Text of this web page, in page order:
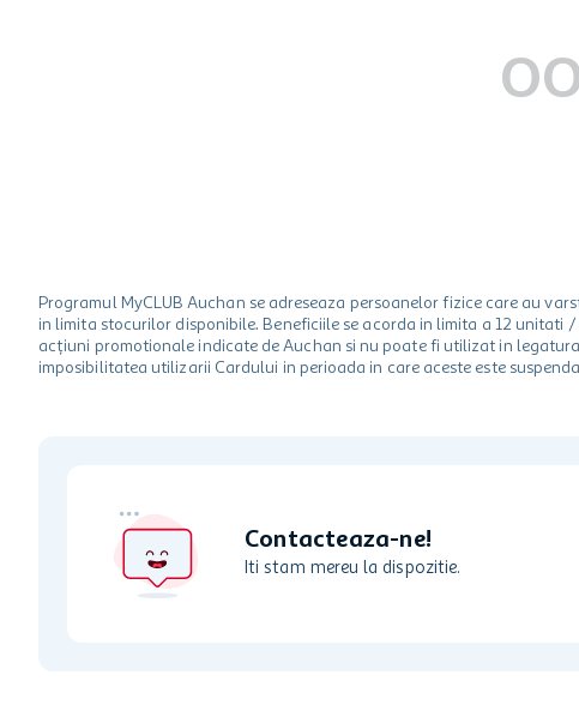
Programul MyCLUB Auchan se adreseaza persoanelor fizice care au
in limita stocurilor disponibile. Beneficiile se acorda in limita a 12
acțiuni promotionale indicate de Auchan si nu poate fi utilizat in
imposibilitatea utilizarii Cardului in perioada in care aceste este
Contacteaza-ne!
Iti stam mereu la dispozitie.